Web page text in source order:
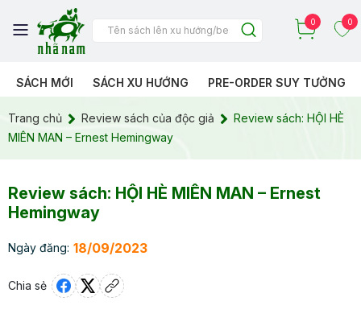
0 0
SÁCH MỚI SÁCH XU HƯỚNG PRE-ORDER SUY TƯỞNG
Trang chủ Review sách của độc giả
Review sách: HỘI HÈ
MIÊN MAN – Ernest Hemingway
Review sách: HỘI HÈ MIÊN MAN – Ernest
Hemingway
Ngày đăng: 18/09/2023
Chia sẻ